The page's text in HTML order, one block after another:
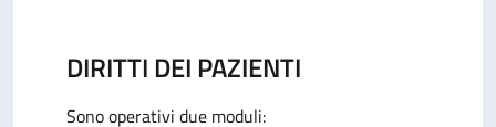
DIRITTI DEI PAZIENTI
Sono operativi due moduli: